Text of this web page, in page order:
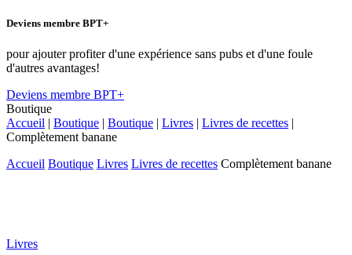
Deviens membre BPT+
pour ajouter profiter d'une expérience sans pubs et d'une foule
d'autres avantages!
Deviens membre BPT+
Boutique
Accueil | Boutique | Boutique | Livres | Livres de recettes |
Complètement banane
Accueil Boutique Livres Livres de recettes Complètement banane
Livres